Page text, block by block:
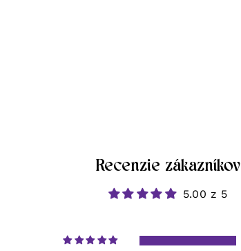
Recenzie zákazníkov
5.00 z 5